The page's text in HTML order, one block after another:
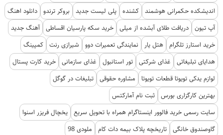
اندیشکده حکمرانی هوشمند کشنده پلی لیست جدید بروکر ترندو دانلود اهنگ
آپ تیون دریافت طلای آبشده از میلی خرید سکه پارسیان اقساطی آهنگ جدید
خرید استارز تلگرام هتل یار نمایندگی تعمیرات دوو شیرازی رنت کمپینگ
هدایای تبلیغاتی
غذای شرکتی تور استانبول غذای سازمانی خرید کارت پستال
لوازم یدکی تویوتا قطعات تویوتا
مشاوره حقوقی تبلیغات در گوگل
بهترین کارگزاری بورس ثبت نام آمارکتس
سایت رسمی خرید فالوور اینستاگرام همراه با تحویل سریع یخچال فریزر اسنوا
گاوصندوق خانگی تاریخچه پلاک بیمه دات کام
ملودی 98